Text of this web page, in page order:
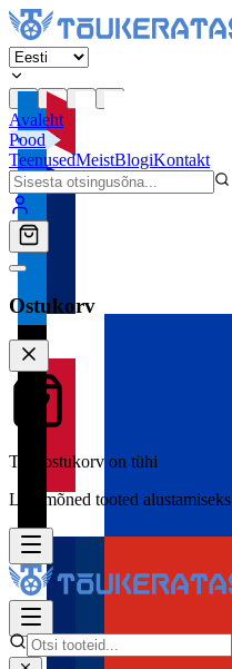
Avaleht
Pood
TeenusedMeistBlogiKontakt
Ostukorv
Teie ostukorv on tühi
Lisa mõned tooted alustamiseks